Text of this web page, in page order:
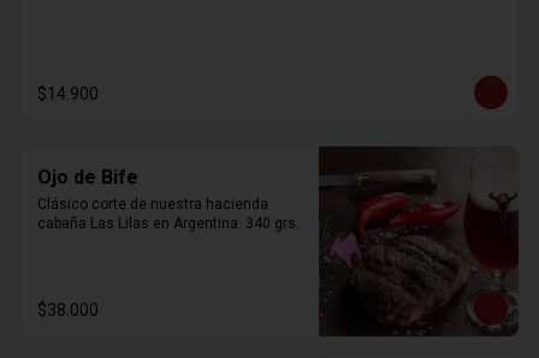
$14.900
Ojo de Bife
Clásico corte de nuestra hacienda
cabaña Las Lilas en Argentina. 340 grs.
$38.000